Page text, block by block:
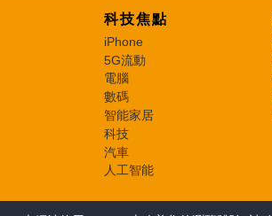
科技焦點
iPhone
5G流動
電腦
數碼
智能家居
科技
汽車
人工智能